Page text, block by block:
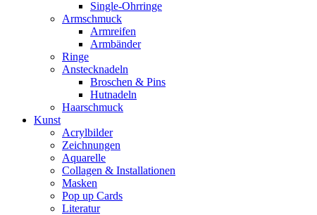
Single-Ohrringe
Armschmuck
Armreifen
Armbänder
Ringe
Anstecknadeln
Broschen & Pins
Hutnadeln
Haarschmuck
Kunst
Acrylbilder
Zeichnungen
Aquarelle
Collagen & Installationen
Masken
Pop up Cards
Literatur